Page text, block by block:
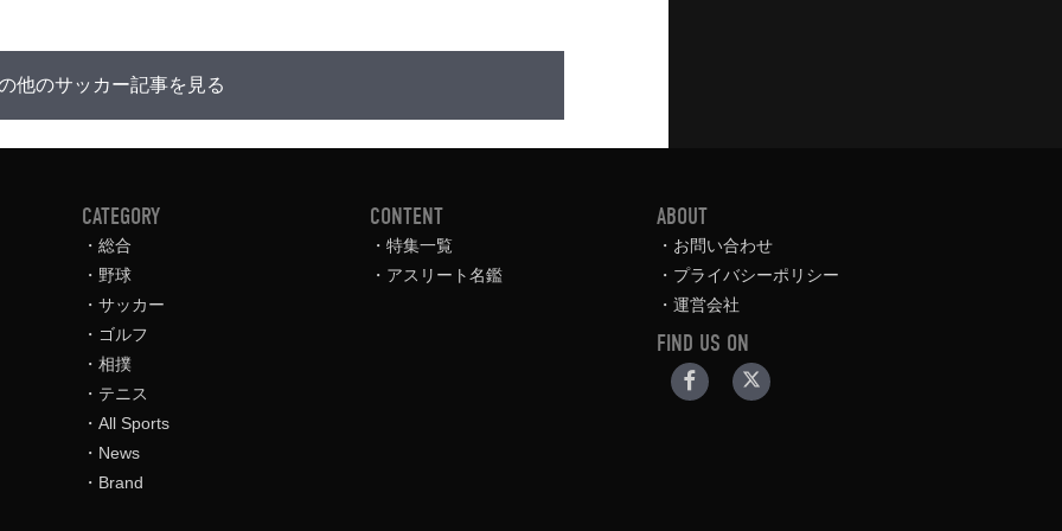
他のサッカー記事を見る
CATEGORY
総合
野球
サッカー
ゴルフ
相撲
テニス
All Sports
News
Brand
CONTENT
特集一覧
アスリート名鑑
ABOUT
お問い合わせ
プライバシーポリシー
運営会社
FIND US ON